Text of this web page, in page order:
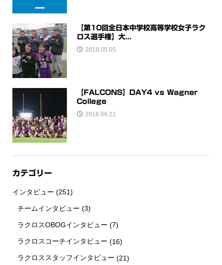
【第10回全日本中学校高等学校女子ラク
ロス選手権】大...
2019.05.05
【FALCONS】DAY4 vs Wagner
College
2016.09.21
カテゴリー
インタビュー (251)
チームインタビュー (3)
ラクロスOBOGインタビュー (7)
ラクロスコーチインタビュー (16)
ラクロススタッフインタビュー (21)